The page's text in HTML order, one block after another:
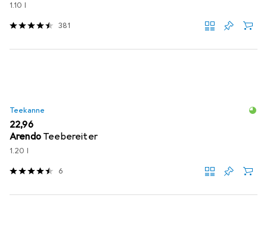
1.10 l
381
Teekanne
EUR
22,96
Arendo Teebereiter
1.20 l
6